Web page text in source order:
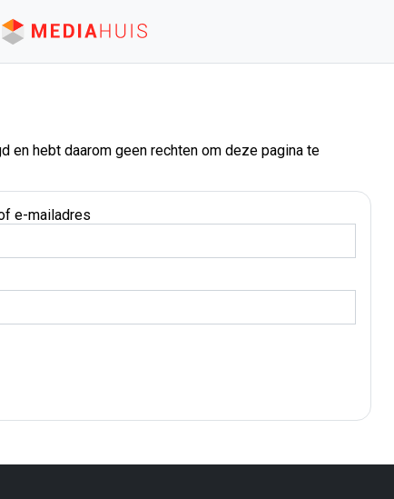
en hebt daarom geen rechten om deze pagina te
e-mailadres